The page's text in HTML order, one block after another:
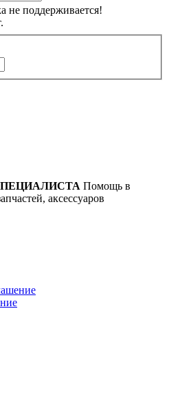
не поддерживается!
Помощь в
аксессуаров